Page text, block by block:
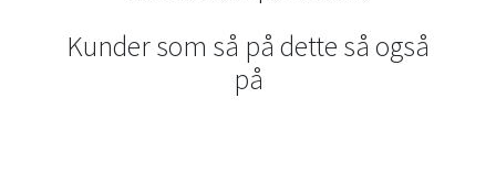
Kunder som så på dette så også
på